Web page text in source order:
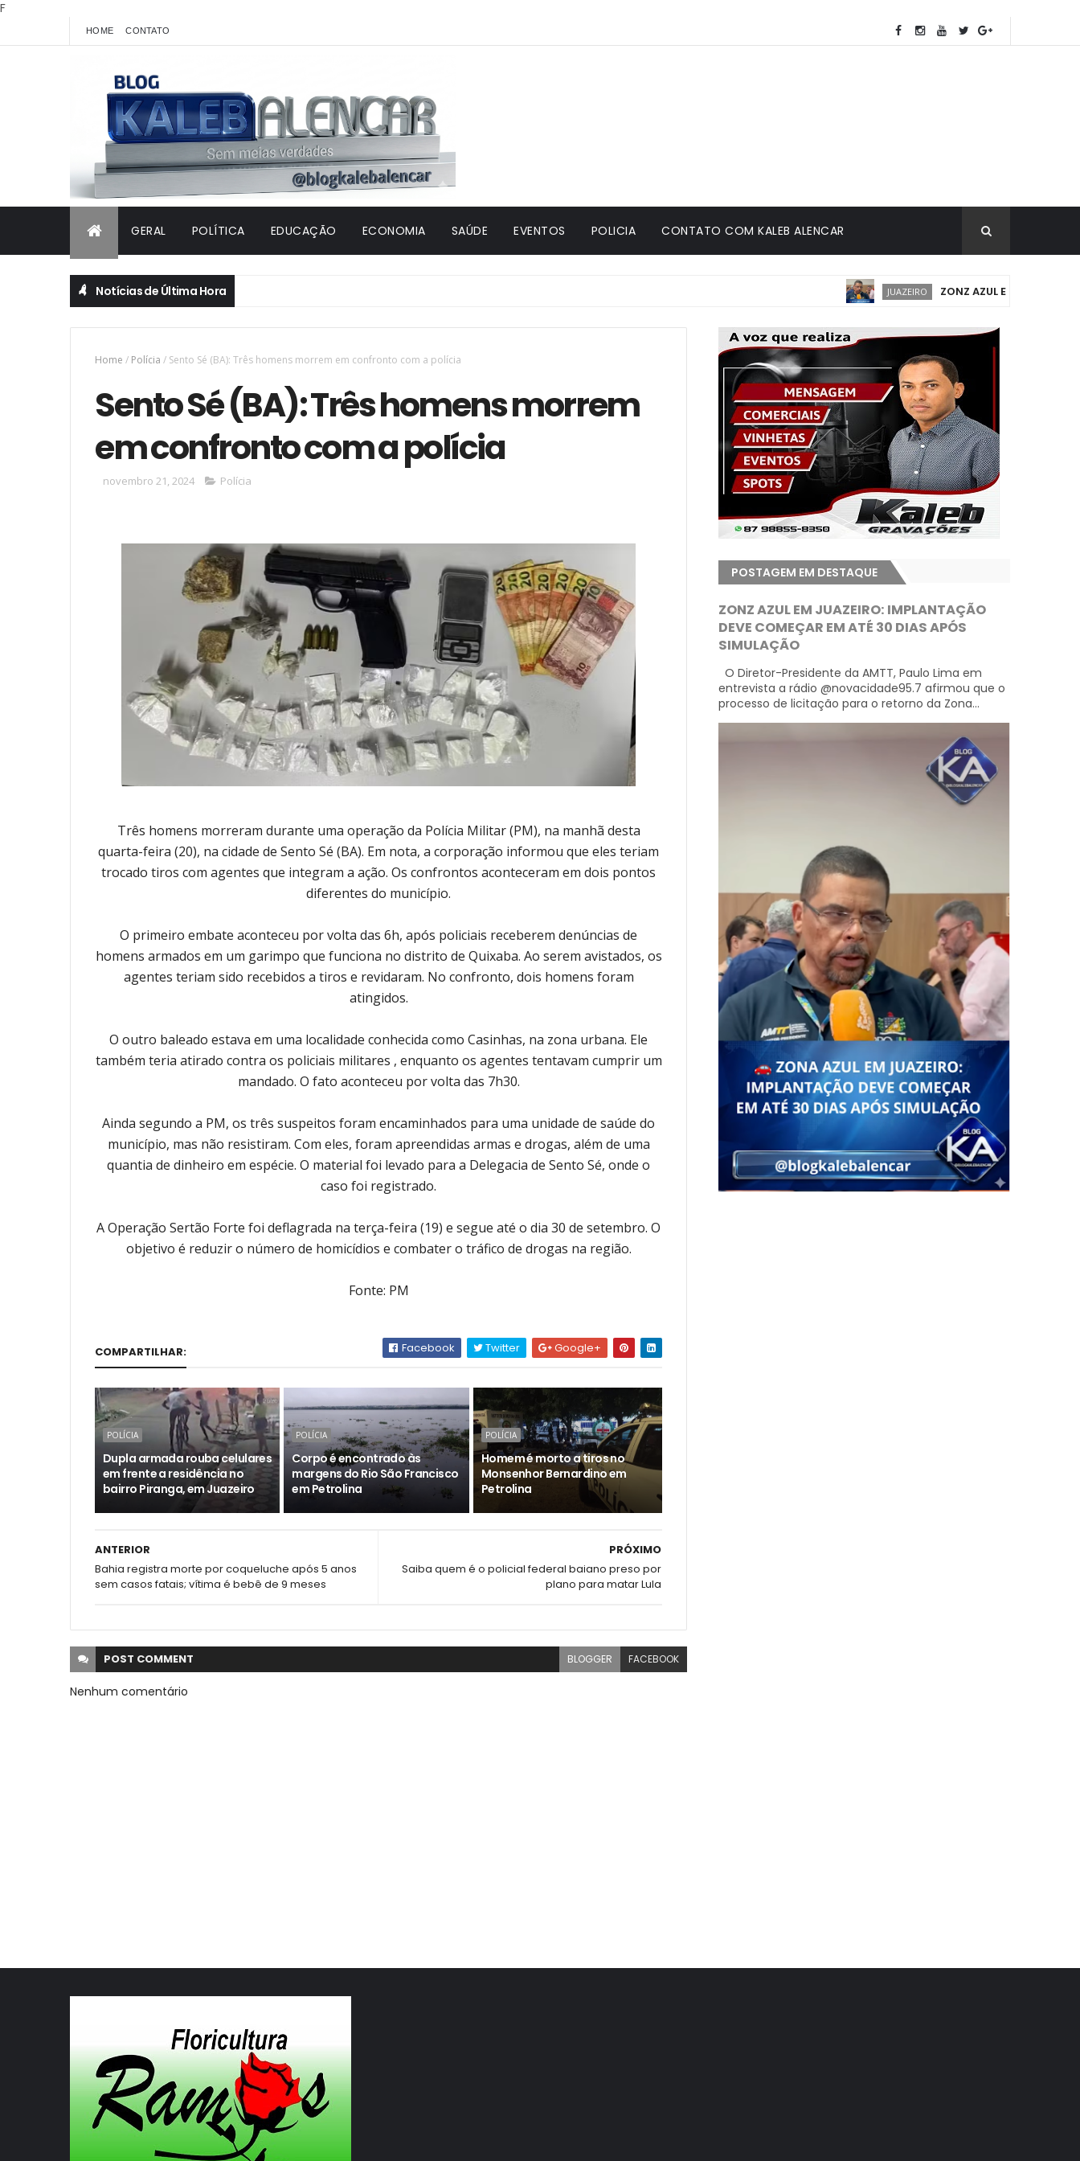
F
HOME CONTATO
GERAL POLÍTICA EDUCAÇÃO ECONOMIA SAÚDE EVENTOS POLICIA CONTATO COM KALEB ALENCAR
Notícias de Última Hora JUAZEIRO ZONZ AZUL EM JUAZEIRO:
Home / Polícia / Sento Sé (BA): Três homens morrem em confronto com a polícia
Sento Sé (BA): Três homens morrem
em confronto com a polícia
novembro 21, 2024 Polícia
Três homens morreram durante uma operação da Polícia Militar (PM), na manhã desta
quarta-feira (20), na cidade de Sento Sé (BA). Em nota, a corporação informou que eles teriam
trocado tiros com agentes que integram a ação. Os confrontos aconteceram em dois pontos
diferentes do município.
O primeiro embate aconteceu por volta das 6h, após policiais receberem denúncias de
homens armados em um garimpo que funciona no distrito de Quixaba. Ao serem avistados, os
agentes teriam sido recebidos a tiros e revidaram. No confronto, dois homens foram
atingidos.
O outro baleado estava em uma localidade conhecida como Casinhas, na zona urbana. Ele
também teria atirado contra os policiais militares , enquanto os agentes tentavam cumprir um
mandado. O fato aconteceu por volta das 7h30.
Ainda segundo a PM, os três suspeitos foram encaminhados para uma unidade de saúde do
município, mas não resistiram. Com eles, foram apreendidas armas e drogas, além de uma
quantia de dinheiro em espécie. O material foi levado para a Delegacia de Sento Sé, onde o
caso foi registrado.
A Operação Sertão Forte foi deflagrada na terça-feira (19) e segue até o dia 30 de setembro. O
objetivo é reduzir o número de homicídios e combater o tráfico de drogas na região.
Fonte: PM
COMPARTILHAR: Facebook Twitter Google+
POLÍCIA
Dupla armada rouba celulares
em frente a residência no
bairro Piranga, em Juazeiro
POLÍCIA
Corpo é encontrado às
margens do Rio São Francisco
em Petrolina
POLÍCIA
Homem é morto a tiros no
Monsenhor Bernardino em
Petrolina
PRÓXIMO
Saiba quem é o policial federal baiano preso por
plano para matar Lula
ANTERIOR
Bahia registra morte por coqueluche após 5 anos
sem casos fatais; vítima é bebê de 9 meses
POST COMMENT BLOGGER FACEBOOK
Nenhum comentário
POSTAGEM EM DESTAQUE
ZONZ AZUL EM JUAZEIRO: IMPLANTAÇÃO
DEVE COMEÇAR EM ATÉ 30 DIAS APÓS
SIMULAÇÃO
O Diretor-Presidente da AMTT, Paulo Lima em
entrevista a rádio @novacidade95.7 afirmou que o
processo de licitação para o retorno da Zona...